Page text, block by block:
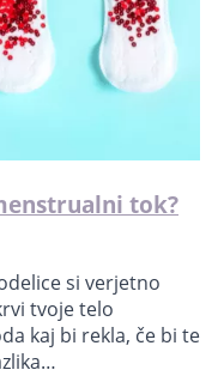
tok?
si verjetno
tvoje telo
kaj bi rekla, če bi te